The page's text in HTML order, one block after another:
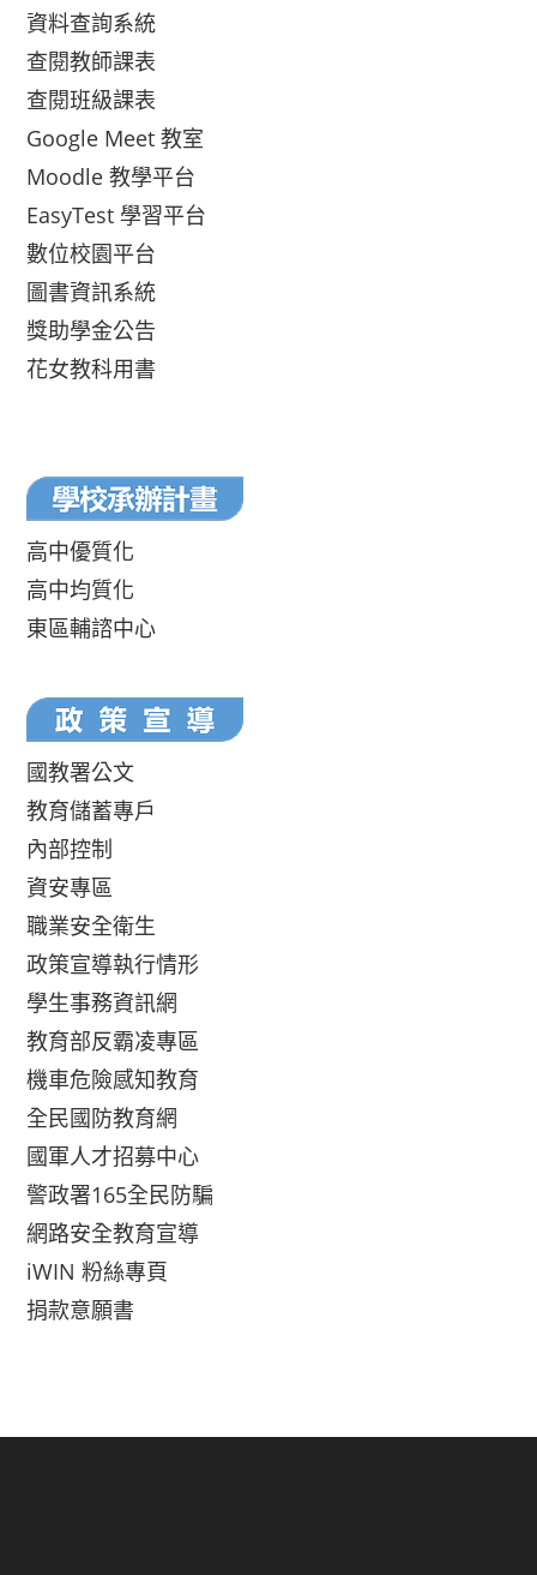
資料查詢系統
查閱教師課表
查閱班級課表
Google Meet 教室
Moodle 教學平台
EasyTest 學習平台
數位校園平台
圖書資訊系統
獎助學金公告
花女教科用書
高中優質化
高中均質化
東區輔諮中心
國教署公文
教育儲蓄專戶
內部控制
資安專區
職業安全衛生
政策宣導執行情形
學生事務資訊網
教育部反霸凌專區
機車危險感知教育
全民國防教育網
國軍人才招募中心
警政署165全民防騙
網路安全教育宣導
iWIN 粉絲專頁
捐款意願書